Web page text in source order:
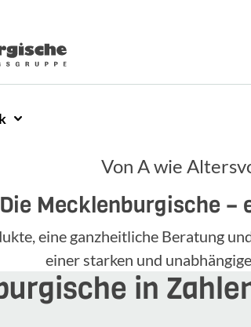
Von A wie
Die Mecklenburgische
eine ganzheitliche Beratung
einer starken und
in